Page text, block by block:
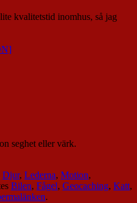
kvalitetstid inomhus, så jag
seghet eller värk.
Djur, Lederna, Motion,
Bilen, Fågel, Geocaching, Katt,
.